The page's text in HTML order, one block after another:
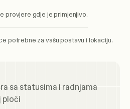
provjere gdje je primjenjivo.
potrebne za vašu postavu i lokaciju.